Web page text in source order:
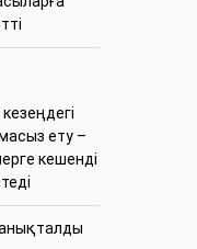
ету –
кешенді